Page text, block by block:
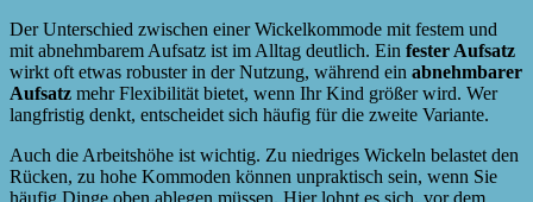
Der Unterschied zwischen einer Wickelkommode mit festem und
mit abnehmbarem Aufsatz ist im Alltag deutlich. Ein fester Aufsatz
wirkt oft etwas robuster in der Nutzung, während ein abnehmbarer
Aufsatz mehr Flexibilität bietet, wenn Ihr Kind größer wird. Wer
langfristig denkt, entscheidet sich häufig für die zweite Variante.
Auch die Arbeitshöhe ist wichtig. Zu niedriges Wickeln belastet den
Rücken, zu hohe Kommoden können unpraktisch sein, wenn Sie
häufig Dinge oben ablegen müssen. Hier lohnt es sich, vor dem